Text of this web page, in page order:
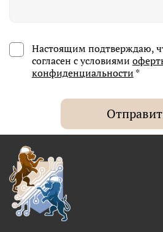
Настоящим подтверждаю,
согласен с условиями
конфиденциальности *